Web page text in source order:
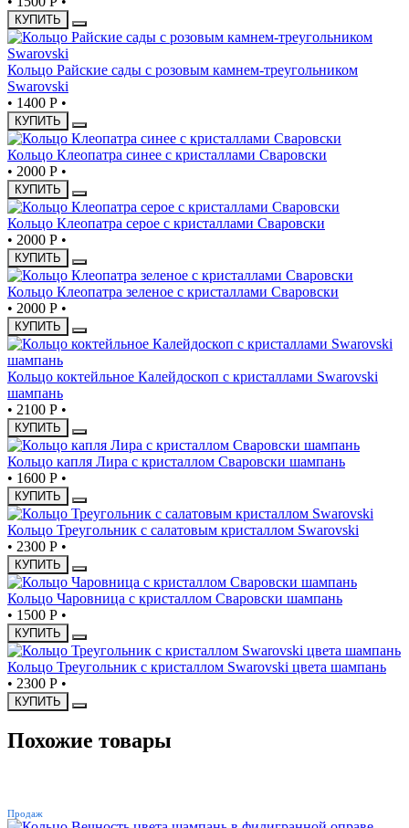
КУПИТЬ
Кольцо Райские сады с розовым камнем-треугольником
Swarovski
• 1400 Р •
КУПИТЬ
Кольцо Клеопатра синее с кристаллами Сваровски
• 2000 Р •
КУПИТЬ
Кольцо Клеопатра серое с кристаллами Сваровски
• 2000 Р •
КУПИТЬ
Кольцо Клеопатра зеленое с кристаллами Сваровски
• 2000 Р •
КУПИТЬ
Кольцо коктейльное Калейдоскоп с кристаллами Swarovski
шампань
• 2100 Р •
КУПИТЬ
Кольцо капля Лира с кристаллом Сваровски шампань
• 1600 Р •
КУПИТЬ
Кольцо Треугольник с салатовым кристаллом Swarovski
• 2300 Р •
КУПИТЬ
Кольцо Чаровница с кристаллом Сваровски шампань
• 1500 Р •
КУПИТЬ
Кольцо Треугольник с кристаллом Swarovski цвета шампань
• 2300 Р •
КУПИТЬ
Похожие товары
Продаж